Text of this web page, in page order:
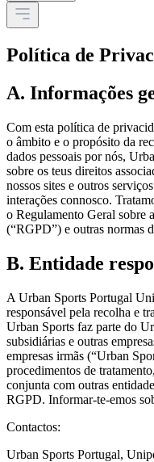
Política de
A. Informações
Com esta política de
o âmbito e o propósito da
dados pessoais por nós,
sobre os teus direitos
nossos sites e outros
interações connosco.
o Regulamento Geral sobre
(“RGPD”) e outras normas
B. Entidade
A Urban Sports Portugal
responsável pela recolha e
Urban Sports faz parte do
subsidiárias e outras
empresas irmãs (“Urban
procedimentos de
conjunta com outras
RGPD. Informar-te-emos
Contactos:
Urban Sports Portugal,